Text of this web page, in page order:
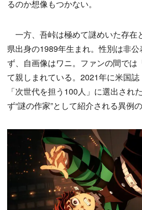
るのか想像もつかない。
一方、吾峠は極めて謎めいた存在
県出身の1989年生まれ。性別は非
ず、自画像はワニ。ファンの間では
て親しまれている。2021年に米国
「次世代を担う100人」に選出され
ず“謎の作家”として紹介される異例